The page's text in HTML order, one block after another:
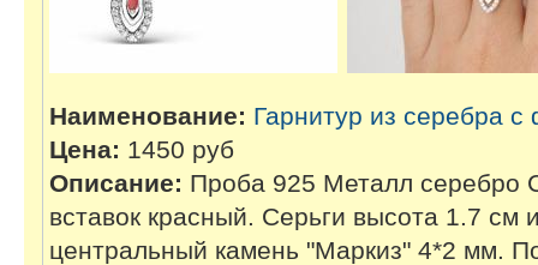
Наименование: Гарнитур из серебра
Цена: 1450 руб
Описание: Проба 925 Металл серебро
вставок красный. Серьги высота 1.7 см
центральный камень "Маркиз" 4*2 мм.